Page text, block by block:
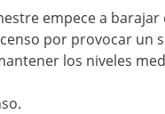
empece a barajar
por provocar un
los niveles